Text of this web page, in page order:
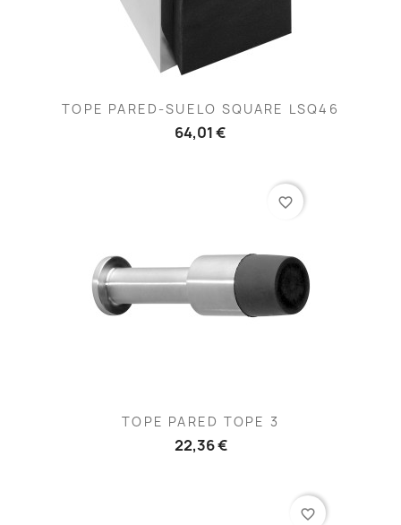
TOPE PARED-SUELO SQUARE LSQ46
64,01 €
TOPE PARED TOPE 3
22,36 €
favorite_border
favorite_border